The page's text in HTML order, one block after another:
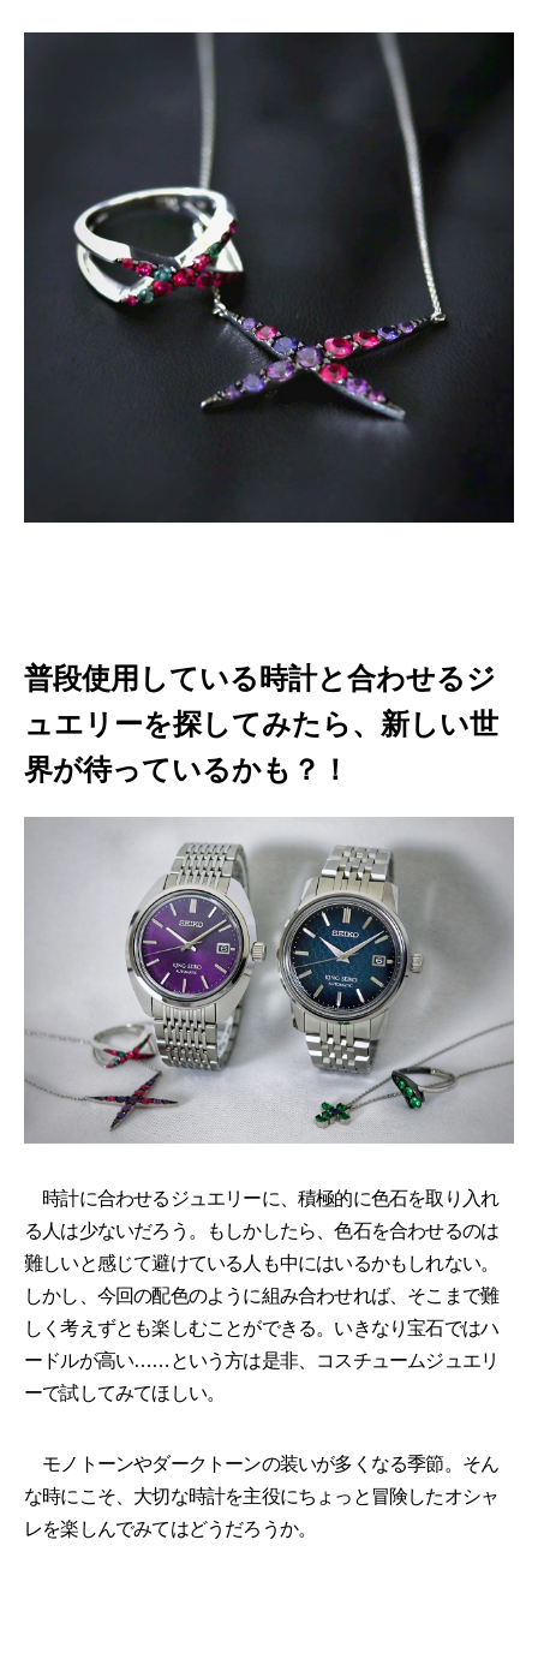
普段使用している時計と合わせるジ
ュエリーを探してみたら、新しい世
界が待っているかも？！
時計に合わせるジュエリーに、積極的に色石を取り入れ
る人は少ないだろう。もしかしたら、色石を合わせるのは
難しいと感じて避けている人も中にはいるかもしれない。
しかし、今回の配色のように組み合わせれば、そこまで難
しく考えずとも楽しむことができる。いきなり宝石ではハ
ードルが高い……という方は是非、コスチュームジュエリ
ーで試してみてほしい。
モノトーンやダークトーンの装いが多くなる季節。そん
な時にこそ、大切な時計を主役にちょっと冒険したオシャ
レを楽しんでみてはどうだろうか。